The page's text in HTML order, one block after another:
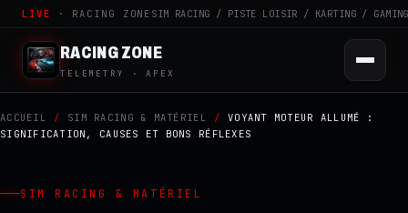
LIVE · RACING ZONE SIM RACING / PISTE LOISIR / KARTING / GAMING
RACING ZONE
TELEMETRY · APEX
ACCUEIL / SIM RACING & MATÉRIEL /
VOYANT MOTEUR ALLUMÉ :
SIGNIFICATION, CAUSES ET BONS RÉFLEXES
SIM RACING & MATÉRIEL